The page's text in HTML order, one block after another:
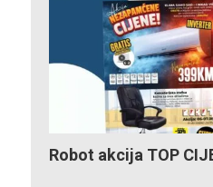
Robot akcija TOP